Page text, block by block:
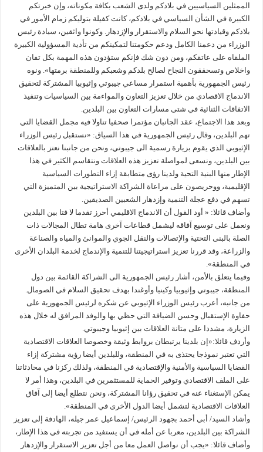
الممثلين السياسيين في بلادكم ولدى الشعب بكافة مكوناته، وإن خبرتكم
الكبيرة في الشأن السياسي في بلادكم، كانت كفيلة بتوليكم زمام الأمور في
بلادكم وقيادتها نحو السلام والاستقرار والإزدهار. وكونوا واثقين، سيادة رئيس
الوزراء من دعمنا الكامل ودعم حكومتنا لتمكينكم من تأدية المسؤولية الكبيرة
الملقاه على عاتقكم، ومن دون شك فإنكم ستؤدون هذه المهمة بكل تفان
واخلاص وتسحققون النجاح لصالح بلدكم وشعبكم وللمنطقة برمتها». ونوه
رئيس الجمهورية بأهمية استمرار مساعي جيبوتي وإثيوبيا المشتركة لتحقيق
الاندماج الاقصادي من خلال تعزيز التعاون والمواءمة بين السياسيات وتنفيذ
الاتفاقات الثنائية في شتى مسارات التعاون بين البلدين.
وبعد هذا الاجتماع، عقد الجانبان مؤتمرا صحفيا تناولا فيه مجمل القضايا التي
تهم البلدين، وقال رئيس الجمهورية في هذا السياق: «نستقبل رئيس الوزراء
الإثيوبي الذي يقوم بزيارة رسمية الى جيبوتي، ونحن من جانبنا نعتز بالعلاقات
بين البلدين، ونسعى لمواصلة تعزيز هذه العلاقات ونتقاسم الكثير في هذا
الإطار منها البنية التحية ولدينا رؤى متطابقة إزاء التطورات السياسية
الإقليمية، ووحريصون على مراعاة الشراكة الاستراتيجية بين المتميزة التي
تسهم في دفع عجلة التنمية وإزدهار الشعبين الصديقين.
وأضاف قائلا: « أود القول أن الاندماج الاقليمي أحرز تقدما لا فتا بين البلدين
ونعمل على توسيع آفاقه ليشمل قطاعات آخرى هامة تطال المجالات ذات
الصلة بالبنى التحتية والإتصالات والنقل الجوي والموانئ والمياه والصناعة
والزراعة، وقد قررنا تعزيز استراتيجيتنا للتنمية والإندماج لخدمة البلدان الأخرى
في المنطقة».
وفيما يتعلق بالأمن، أشار رئيس الجمهورية الى الشراكة القائمة بين دول
المنطقة، جيبوتي وإثيوبيا وكينيا وأوغندا بهدف تحقيق السلام في الصومال.
من جانبه، أعرب رئيس الوزراء الإثيوبي عن شكره لرئيس الجمهورية على
حفاوة الإستقبال وحسن الضيافة التي حظي بها والوفد المرافق له خلال هذه
الزيارة، مشددا على متانة العلاقات بين إثيوبيا وجيبوتي.
وأردف قائلا:«إن بلدينا يرتبطان بروابط وثيقة وخصوصا العلاقات الاقتصادية
التي تعتبر نموذجا يحتذى به في المنطقة، وللبلدين أيضا رؤية مشتركة إزاء
القضايا السياسية والأمنية والإقتصادية في المنطقة، ولذلك ركزنا في محادثاتنا
على الملف الاقتصادي وتوفير الحماية للمستثمرين في البلدين، وهذا أمر لا
يمكن الإستغناء عنه في تحقيق رؤانا المشتركة، ونحن نتطلع أيضا إلى آفاق
العلاقات الاقتصادية لتشمل أيضا الدول الأخرى في المنطقة».
وأشاد السيد/ أبي أحمد بجهود الرئيس/ إسماعيل عمر جيله، الهادفة إلى تعزيز
الشراكة بين البلدين، معربا عن أمله في أن يستفيد من تجربته في هذا الإطار،
وأضاف قائلا: «يجب أن نواصل العمل معا من أجل تعزيز الاستقرار والإزدهار